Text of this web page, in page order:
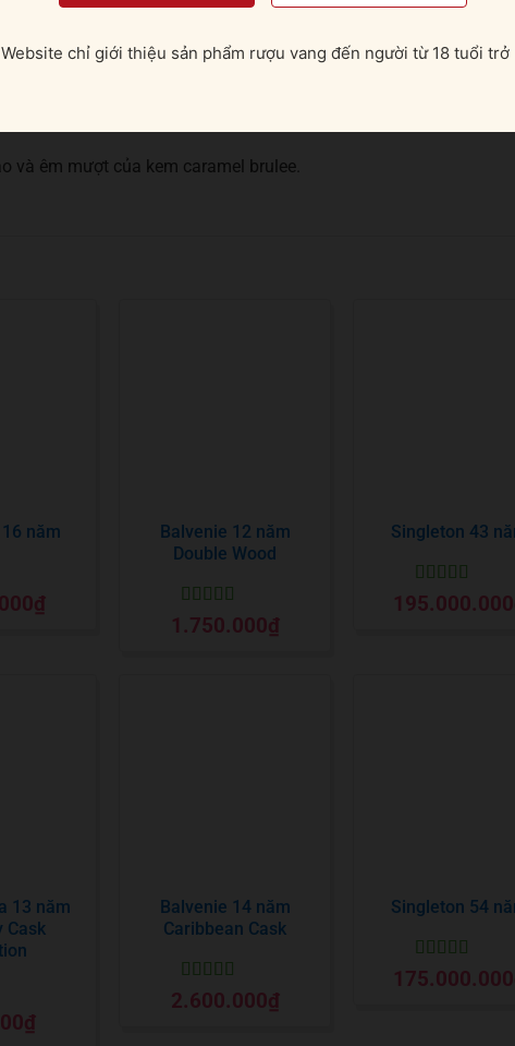
hiện hương mũi đầy tươi mới của quả đào chín mọng hòa
cứng đặc trưng trong thùng bourbon.
sự nổi dậy của trái cây nhiệt đới mát mẻ trong miệng hòa cùng
và êm mượt của kem caramel brulee.
năm
sao ₫
Balvenie 12 năm
Double Wood
Được xếp
hạng55 sao
1.750.000₫
Singleton 43
Được xếp
hạng5 5 sao
195.000.000
13 năm
Cask
sao
₫
Balvenie 14 năm
Caribbean Cask
Được xếp
hạng55 sao
2.600.000₫
Singleton 54
Được xếp
hạng5 5 sao
175.000.000
Website chỉ giới thiệu sản phẩm rượu vang đến người từ 18 tuổi trở